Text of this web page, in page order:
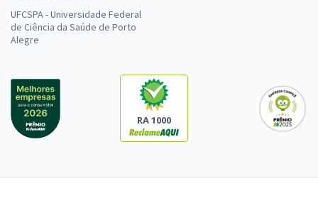
UFCSPA - Universidade Federal
de Ciência da Saúde de Porto
Alegre
RA 1000